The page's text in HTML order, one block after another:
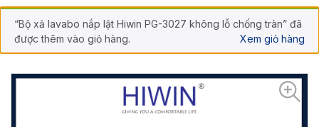
“Bộ xả lavabo nắp lật Hiwin PG-3027 không lỗ chống tràn” đã
được thêm vào giỏ hàng.
Xem giỏ hàng